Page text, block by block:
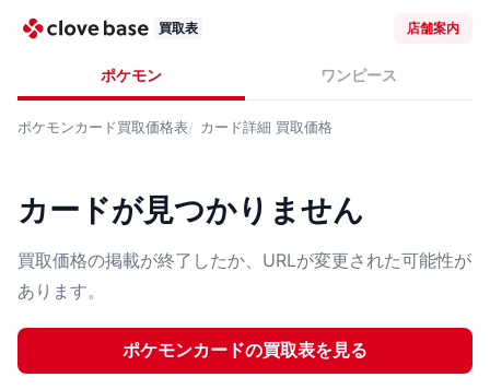
買取表 店舗案内
ポケモン ワンピース
ポケモンカード買取価格表 カード詳細 買取価格
カードが見つかりません
買取価格の掲載が終了したか、URLが変更された可能性が
あります。
ポケモンカードの買取表を見る